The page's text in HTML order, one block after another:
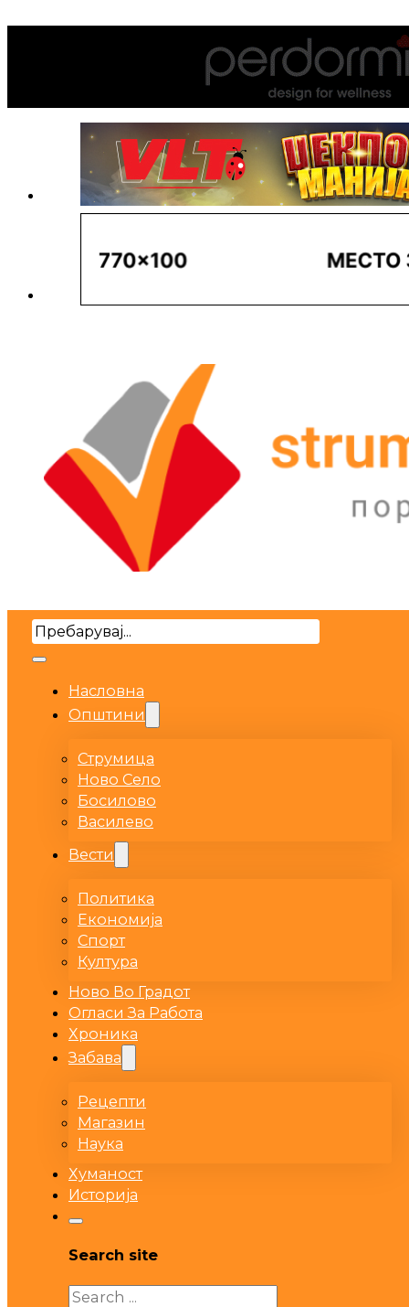
Search
Насловна
Општини
Струмица
Ново Село
Босилово
Василево
Вести
Политика
Економија
Спорт
Култура
Ново Во Градот
Огласи За Работа
Хроника
Забава
Рецепти
Магазин
Наука
Хуманост
Историја
Search site
Search